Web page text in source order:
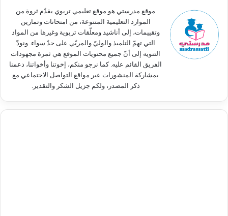
موقع مدرستي هو موقع تعليمي تربوي يقدّم ثروة من
الموارد التعليمية المتنوعة، من امتحانات وتمارين
وتقييمات، إلى أناشيد ومعلّقات تربوية وغيرها من المواد
التي تهمّ التلميذ والوليّ والمربّي على حدّ سواء. ونودّ
التنويه إلى أنّ جميع محتويات الموقع هي ثمرة مجهودات
الفريق القائم عليه. كما نرجو منكم، إخوتنا وأخواتنا، دعمنا
بمشاركة المنشورات عبر مواقع التواصل الاجتماعي مع
ذكر المصدر، ولكم جزيل الشكر والتقدير.